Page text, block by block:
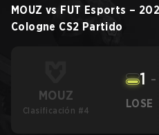
MOUZ vs FUT Esports –
Cologne CS2 Partido
MOUZ
Clasificación #4
LOSE
1 -